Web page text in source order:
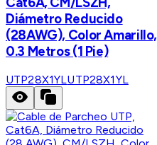
Diámetro Reducido
(28AWG), Color Amarillo,
0.3 Metros (1 Pie)
UTP28X1YLUTP28X1YL